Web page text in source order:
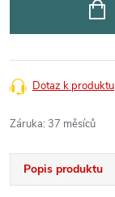
Dotaz k produktu
Záruka: 37 měsíců
Popis produktu